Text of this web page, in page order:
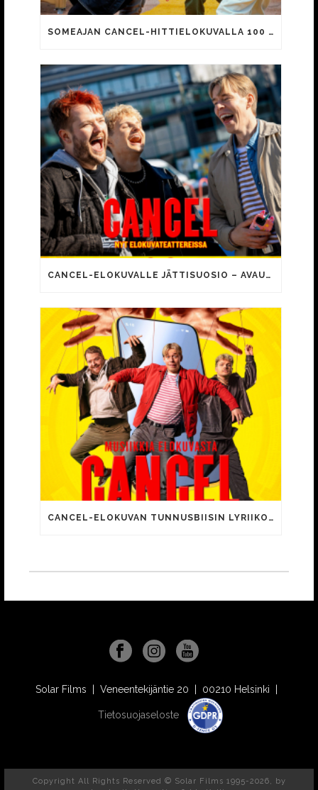
SOMEAJAN CANCEL-HITTIELOKUVALLA 100 000 KATSOJAA!
CANCEL-ELOKUVALLE JÄTTISUOSIO – AVAUSPÄIVÄNÄ JO 15 492 KATSOJAA!
CANCEL-ELOKUVAN TUNNUSBIISIN LYRIIKOISSA TUTTUJA MEEMIHOKEMIA YOUTUBE-VIDEOILTA!
Solar Films | Veneentekijäntie 20 | 00210 Helsinki |
Tietosuojaseloste
Copyright All Rights Reserved © Solar Films 1995-2026, by